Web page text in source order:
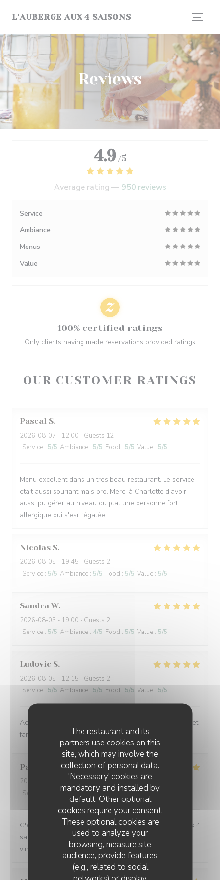
The restaurant and its
partners use cookies on this
site, which may involve the
collection of personal data.
'Necessary' cookies are
mandatory and installed by
default. Other optional
cookies require your consent.
These optional cookies are
used to analyze your
browsing, measure site
audience, provide features
(e.g., related to social
L'AUBERGE AUX 4 SAISONS
Reviews
OUR CUSTOMER RATINGS
Pascal S
2026-08-07 - 12:00 - Guests 12
Service : 5/5 Ambiance : 5/5 Food : 5/5 Value : 5/5
Menu excellent dans un tres beau restaurant. Le service
etait aussi souriant mais pro. Merci à Charlotte d'avoir
aussi pu gérer au niveau du plat une personne fort
allergique qui s'esr régalée.
Nicolas S
2026-08-05 - 19:45 - Guests 2
Service : 5/5 Ambiance : 5/5 Food : 5/5 Value : 5/5
Sandra W
2026-08-05 - 19:00 - Guests 2
Service : 5/5 Ambiance : 4/5 Food : 5/5 Value : 5/5
Ludovic S
2026-08-05 - 12:15 - Guests 2
Service : 5/5 Ambiance : 5/5 Food : 5/5 Value : 5/5
Accueil chaleureux, lieu typique, assiettes gourmandes et
fait maison, service efficace
Pauline
2026-08-04
- 19:15 - Guests 3
Service
Ambiance: 5 /5 Food :5/5 Value: 5
C'est toujours un régal de venir manger à l'Auberge aux 4
saisons, avec toujours de belles découvertes (repas et
vins). Merci pour ces délicieux moments !
4.9 /5
Average rating — 950 reviews
Service
Ambiance
Menus
Value
100% certified ratings
Only clients having made reservations provided ratings